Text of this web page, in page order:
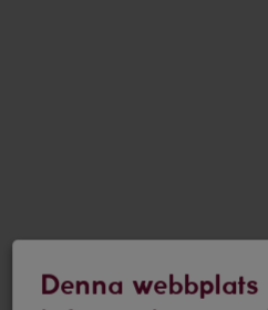
Denna